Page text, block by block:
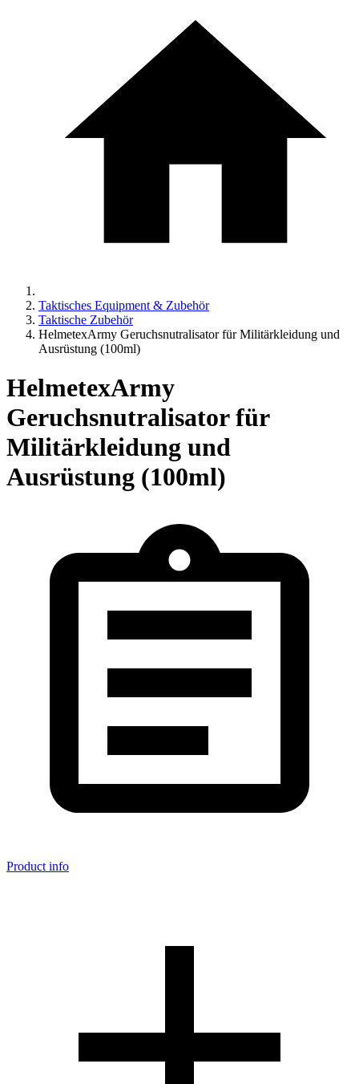
Taktisches Equipment & Zubehör
Taktische Zubehör
HelmetexArmy Geruchsnutralisator für Militärkleidung und
Ausrüstung (100ml)
HelmetexArmy
Geruchsnutralisator für
Militärkleidung und
Ausrüstung (100ml)
Product info